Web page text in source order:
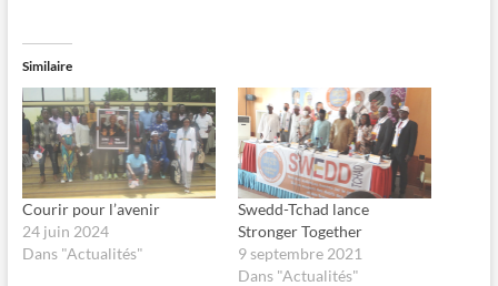
e
z
p
o
u
r
p
a
r
t
a
g
e
r
s
u
o
u
r
p
a
r
t
a
g
e
s
u
Similaire
Courir pour l’avenir
24 juin 2024
Dans "Actualités"
Swedd-Tchad lance
Stronger Together
9 septembre 2021
Dans "Actualités"